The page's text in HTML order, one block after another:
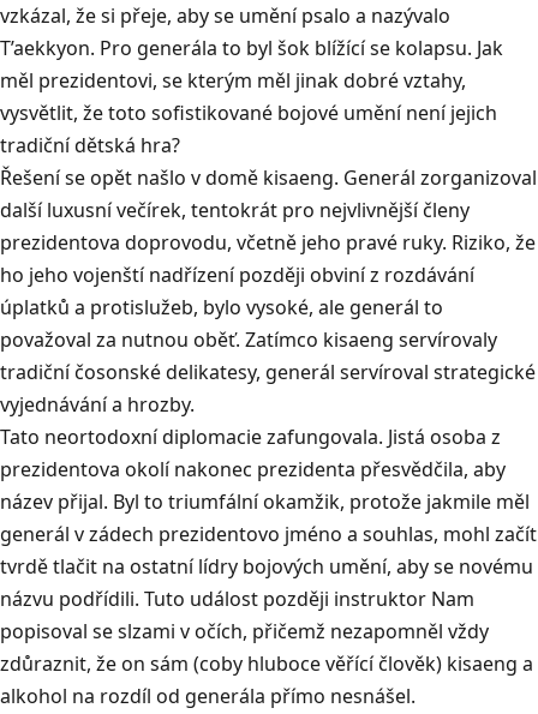
vzkázal, že si přeje, aby se umění psalo a nazývalo
T’aekkyon. Pro generála to byl šok blížící se kolapsu. Jak
měl prezidentovi, se kterým měl jinak dobré vztahy,
vysvětlit, že toto sofistikované bojové umění není jejich
tradiční dětská hra?
Řešení se opět našlo v domě kisaeng. Generál zorganizoval
další luxusní večírek, tentokrát pro nejvlivnější členy
prezidentova doprovodu, včetně jeho pravé ruky. Riziko, že
ho jeho vojenští nadřízení později obviní z rozdávání
úplatků a protislužeb, bylo vysoké, ale generál to
považoval za nutnou oběť. Zatímco kisaeng servírovaly
tradiční čosonské delikatesy, generál servíroval strategické
vyjednávání a hrozby.
Tato neortodoxní diplomacie zafungovala. Jistá osoba z
prezidentova okolí nakonec prezidenta přesvědčila, aby
název přijal. Byl to triumfální okamžik, protože jakmile měl
generál v zádech prezidentovo jméno a souhlas, mohl začít
tvrdě tlačit na ostatní lídry bojových umění, aby se novému
názvu podřídili. Tuto událost později instruktor Nam
popisoval se slzami v očích, přičemž nezapomněl vždy
zdůraznit, že on sám (coby hluboce věřící člověk) kisaeng a
alkohol na rozdíl od generála přímo nesnášel.